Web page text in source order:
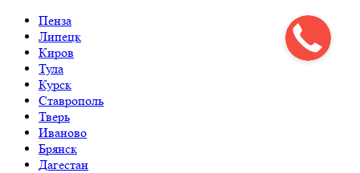
Пенза
Липецк
Киров
Тула
Курск
Ставрополь
Тверь
Иваново
Брянск
Дагестан